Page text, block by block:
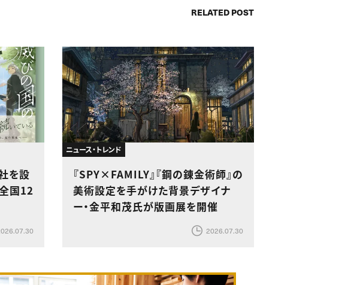
RELATED POST
を設
国12
ニュース・トレンド
『SPY×FAMILY』『鋼の錬金術師』の
美術設定を手がけた背景デザイナ
ー・金平和茂氏が版画展を開催
2026.07.30